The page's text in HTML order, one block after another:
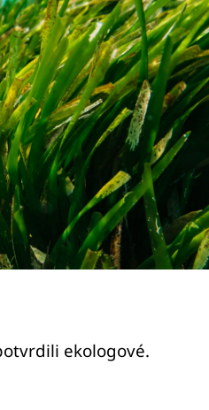
ekologové.